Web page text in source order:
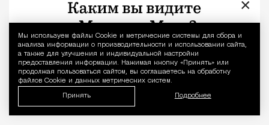
Уведомление
Мы используем файлы Сookie и метрические системы для сбора и
анализа информации о производительности и использовании сайта,
а также для улучшения и индивидуальной настройки
предоставления информации. Нажимая кнопку «Принять» или
продолжая пользоваться сайтом, вы соглашаетесь на обработку
файлов Cookie и данных метрических систем.
Принять Подробнее
×